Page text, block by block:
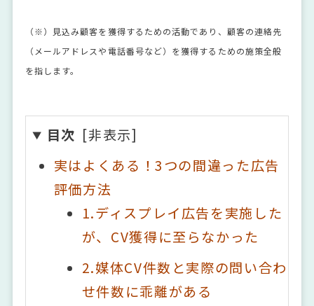
（※）見込み顧客を獲得するための活動であり、顧客の連絡先
（メールアドレスや電話番号など）を獲得するための施策全般
を指します。
目次
実はよくある！3つの間違った広告
評価方法
1.ディスプレイ広告を実施した
が、CV獲得に至らなかった
2.媒体CV件数と実際の問い合わ
せ件数に乖離がある